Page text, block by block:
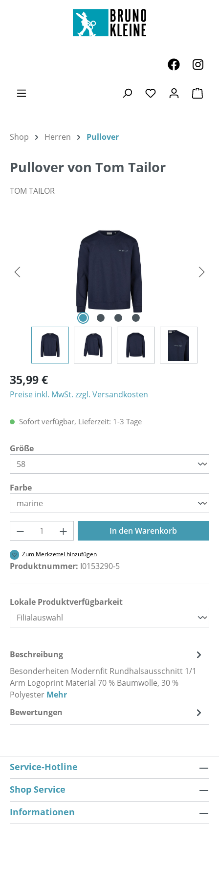
Zum Hauptinhalt springen
Du hast 0
Shop Herren Pullover
Pullover von Tom Tailor
TOM TAILOR
35,99 €
Preise inkl. MwSt. zzgl. Versandkosten
Sofort verfügbar, Lieferzeit: 1-3 Tage
Größeauswählen
Farbeauswählen
Produkt Anzahl: Gib den gewünschten
In den Warenkorb
Zum Merkzettel hinzufügen
Produktnummer: I0153290-5
Lokale Produktverfügbarkeit
Beschreibung
Besonderheiten Modernfit Rundhalsausschnitt 1/1
Arm Logoprint Material 70 % Baumwolle, 30 %
Polyester Mehr
Bewertungen
Service-Hotline
Shop Service
Informationen